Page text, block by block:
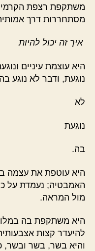
משתקפת רצפת
מסתחררות דרך
איך זה יכול להיות
היא עוצמת עיניים
נוגעת, ודבר לא נוגע
לא
נוגעת
בה.
היא עוטפת את עצמה
האמבטיה; נעמדת על
מול המראה.
היא משתקפת בה
להיעדר קצות
והיא בשר, בשר ובשר,